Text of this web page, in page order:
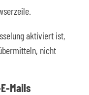
aktiviert ist,
nicht
Mails